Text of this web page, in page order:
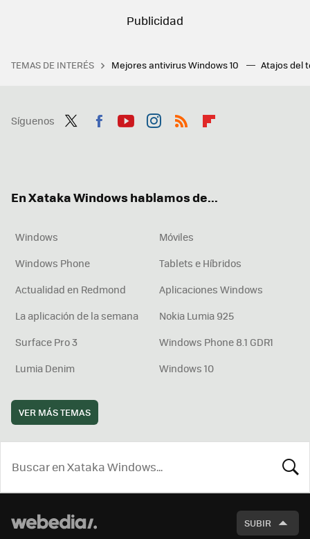
TEMAS DE INTERÉS Mejores antivirus Windows 10 Atajos del
Síguenos
En Xataka Windows hablamos de...
Windows
Móviles
Windows Phone
Tablets e Híbridos
Actualidad en Redmond
Aplicaciones Windows
La aplicación de la semana
Nokia Lumia 925
Surface Pro 3
Windows Phone 8.1 GDR1
Lumia Denim
Windows 10
VER MÁS TEMAS
SUBIR